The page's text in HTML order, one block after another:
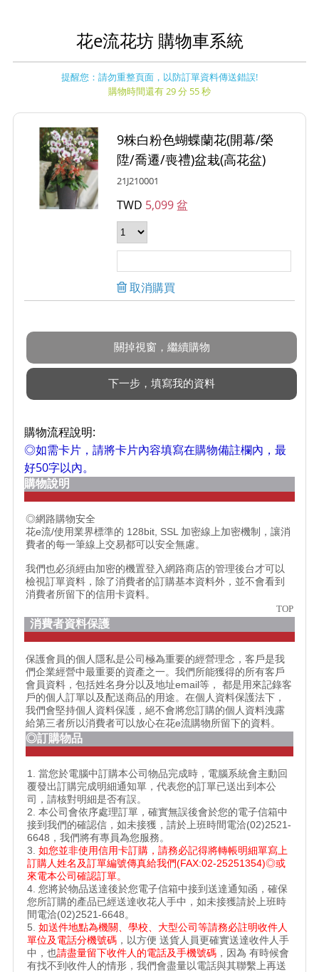
花e流花坊 購物車系統
提醒您：請勿重整頁面，以防訂單資料傳送錯誤!
購物時間還有 29 分 55 秒
9株白粉色蝴蝶蘭花(開幕/榮
陞/喬遷/喪禮)盆栽(高花盆)
21J210001
TWD 5,099 盆
取消購買
購物流程說明:
◎如需卡片，請將卡片內容填寫在購物備註欄內，最
好50字以內。
購物說明
◎網路購物安全
花e流/使用業界標準的 128bit, SSL 加密線上加密機制，讓消
費者的每一筆線上交易都可以安全無慮。
我們也必須經由加密的機置登入網路商店的管理後台才可以
檢視訂單資料，除了消費者的訂購基本資料外，並不會看到
消費者所留下的信用卡資料。
TOP
消費者資料保護
保護會員的個人隱私是公司極為重要的經營理念，客戶是我
們企業經營中最重要的資產之一。我們所能獲得的所有客戶
會員資料，包括姓名身分以及地址email等， 都是用來記錄客
戶的個人訂單以及配送商品的用途。在個人資料保護法下，
我們會堅持個人資料保護，絕不會將您訂購的個人資料洩露
給第三者所以消費者可以放心在花e流購物所留下的資料。
◎訂購物品
1. 當您於電腦中訂購本公司物品完成時，電腦系統會主動回
覆發出訂購完成明細通知單，代表您的訂單已送出到本公
司，請核對明細是否有誤。
2. 本公司會依序處理訂單，確實無誤後會於您的電子信箱中
接到我們的確認信，如未接獲，請於上班時間電洽(02)2521-
6648，我們將有專員為您服務。
3. 如您並非使用信用卡訂購，請務必記得將轉帳明細單寫上
訂購人姓名及訂單編號傳真給我們(FAX:02-25251354)◎或
來電本公司確認訂單。
4. 您將於物品送達後於您電子信箱中接到送達通知函，確保
您所訂購的產品已經送達收花人手中，如未接獲請於上班時
間電洽(02)2521-6648。
5. 如送件地點為機關、學校、大型公司等請務必註明收件人
單位及電話分機號碼 ，以方便 送貨人員更確實送達收件人手
中，也請盡量留下收件人的電話及手機號碼 ，因為 有時候會
有找不到收件人的情形，我們會盡量以電話與其聯繫上再送